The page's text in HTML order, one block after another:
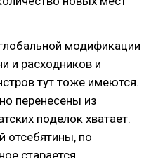
модификации
и расходников и
тут тоже имеются.
перенесены из
поделок хватает.
отсебятины, по
старается